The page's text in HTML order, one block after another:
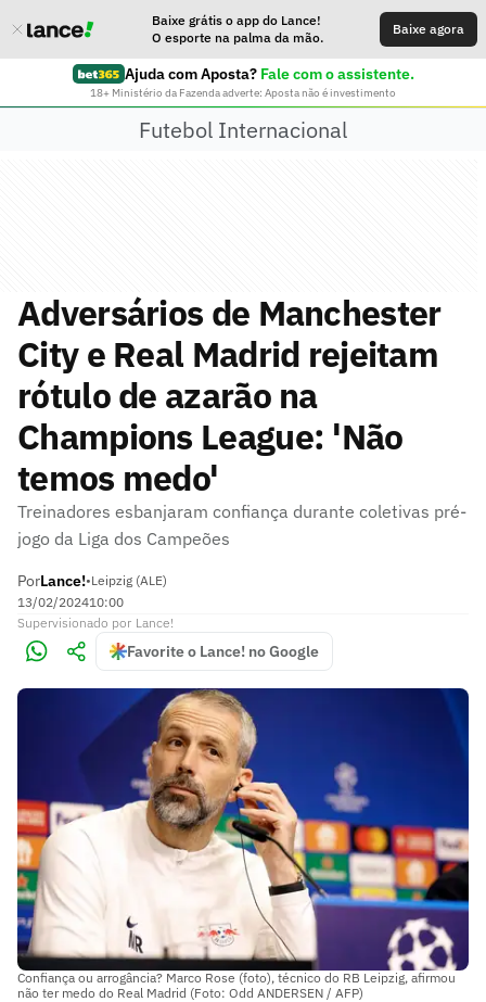
Baixe grátis o app do Lance!
O esporte na palma da mão.
Baixe agora
Ajuda com Aposta? Fale com o assistente.
18+ Ministério da Fazenda adverte: Aposta não é investimento
Futebol Internacional
Adversários de Manchester
City e Real Madrid rejeitam
rótulo de azarão na
Champions League: 'Não
temos medo'
Treinadores esbanjaram confiança durante coletivas pré-
jogo da Liga dos Campeões
PorLance!•Leipzig (ALE)
13/02/202410:00
Supervisionado por Lance!
Favorite o Lance! no Google
Confiança ou arrogância? Marco Rose (foto), técnico do RB Leipzig, afirmou
não ter medo do Real Madrid (Foto: Odd ANDERSEN / AFP)